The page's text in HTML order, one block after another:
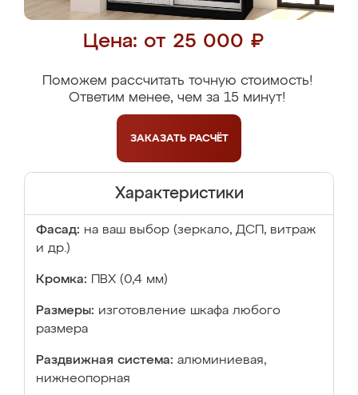
Цена: от 25 000 ₽
Поможем рассчитать точную стоимость!
Ответим менее, чем за 15 минут!
ЗАКАЗАТЬ РАСЧЁТ
Характеристики
Фасад: на ваш выбор (зеркало, ДСП, витраж
и др.)
Кромка: ПВХ (0,4 мм)
Размеры: изготовление шкафа любого
размера
Раздвижная система: алюминиевая,
нижнеопорная